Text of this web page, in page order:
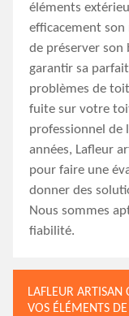
éléments
efficacement
de préserver son
garantir sa
problèmes de
fuite sur votre
professionnel
années, Lafleur
pour faire une
donner des
Nous sommes
fiabilité.
LAFLEUR
VOS ÉLÉMENTS